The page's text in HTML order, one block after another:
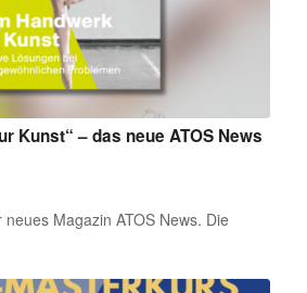
Kunst“ – das neue ATOS News
Magazin ATOS News. Die